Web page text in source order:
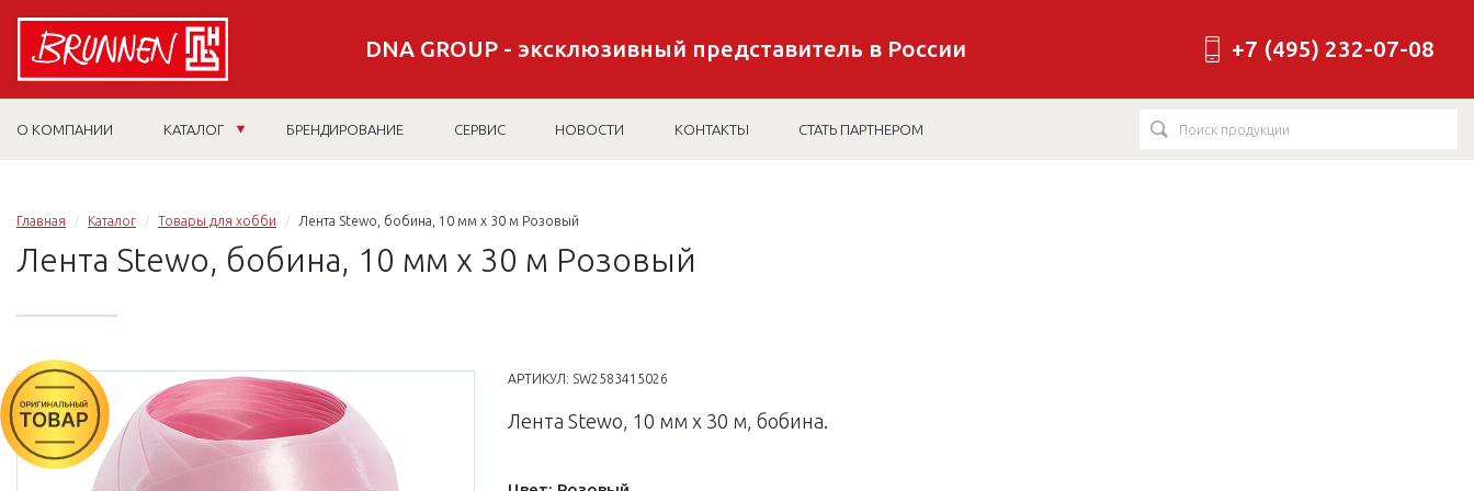
DNA GROUP - эксклюзивный представитель в России +7 (495) 232-07-08
О КОМПАНИИ КАТАЛОГ БРЕНДИРОВАНИЕ СЕРВИС НОВОСТИ КОНТАКТЫ СТАТЬ ПАРТНЕРОМ
Главная Каталог Товары для хобби Лента Stewo, бобина, 10 мм х 30 м Розовый
Лента Stewo, бобина, 10 мм х 30 м Розовый
АРТИКУЛ: SW2583415026
Лента Stewo, 10 мм х 30 м, бобина.